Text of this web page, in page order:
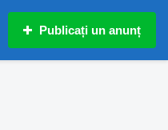
Publicați un anunț